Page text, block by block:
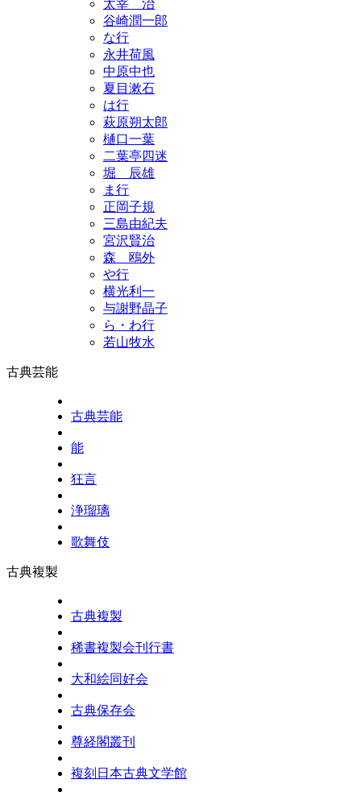
太宰 治
谷崎潤一郎
な行
永井荷風
中原中也
夏目漱石
は行
萩原朔太郎
樋口一葉
二葉亭四迷
堀 辰雄
ま行
正岡子規
三島由紀夫
宮沢賢治
森 鴎外
や行
横光利一
与謝野晶子
ら・わ行
若山牧水
古典芸能
古典芸能
能
狂言
浄瑠璃
歌舞伎
古典複製
古典複製
稀書複製会刊行書
大和絵同好会
古典保存会
尊経閣叢刊
複刻日本古典文学館